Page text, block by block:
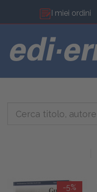
I miei ordini
-5%